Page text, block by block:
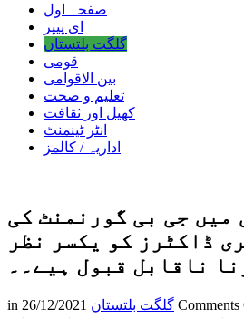
صفحہ اول
ای پیپر
گلگت بلتستان
قومی
بین الاقوامی
تعلیم و صحت
کھیل اور ثقافت
انٹر ٹینمنٹ
اداریہ / کالمز
میں جی بی گورنمنٹ کی
ڈاکٹرز کو یکسر نظر
ناقابل قبول ہیے۔۔
in گلگت بلتستان 26/12/2021